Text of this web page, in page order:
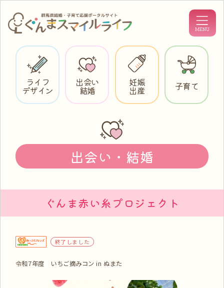
ライフ
デザイン
出会い
結婚
妊娠
出産 子育て
出会い・結婚
ぐんま赤い糸プロジェクト
終了しました
令和7年度 いちご摘みコン in ぬまた